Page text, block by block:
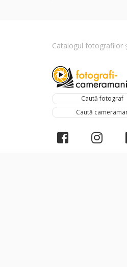
Catalogul fotografilor
Caută fotograf
Caută